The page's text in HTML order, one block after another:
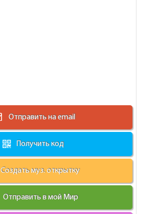
Отправить на email
Получить код
Создать муз. открытку
Отправить в мой Мир